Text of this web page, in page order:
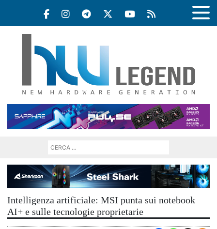
Intelligenza artificiale: MSI punta sui notebook
AI+ e sulle tecnologie proprietarie